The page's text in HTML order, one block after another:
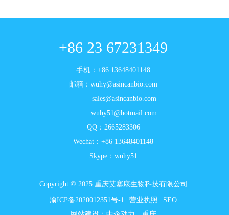
+86 23 67231349
手机：+86 13648401148
邮箱：wuhy@asincanbio.com
sales@asincanbio.com
wuhy51@hotmail.com
QQ：2665283306
Wechat：+86 13648401148
Skype：wuhy51
Copyright © 2025 重庆艾塞康生物科技有限公司
渝ICP备2020012351号-1 营业执照
SEO